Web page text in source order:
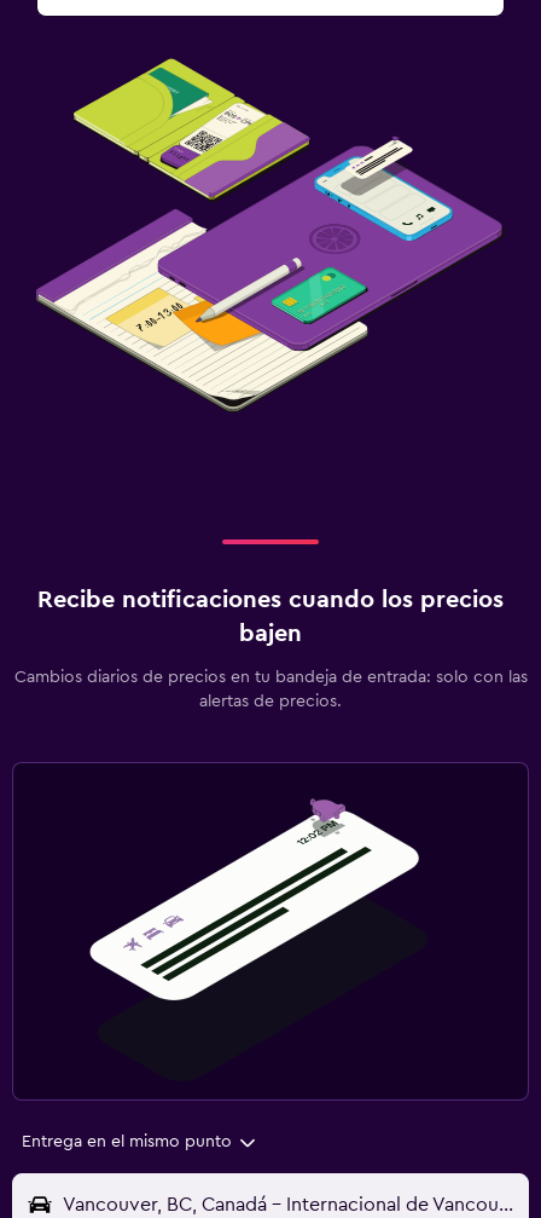
Recibe notificaciones cuando los precios
bajen
Cambios diarios de precios en tu bandeja de entrada: solo con las
alertas de precios.
Entrega en el mismo punto
Vancouver, BC, Canadá - Internacional de Vancouver (YVR)